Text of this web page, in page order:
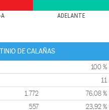
A ADELANTE
DE CALAÑAS
100 %
11
1.772 76,08 %
557 23,92 %